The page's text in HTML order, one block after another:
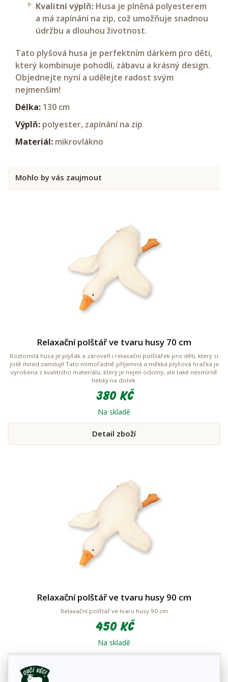
Kvalitní výplň: Husa je plněná polyesterem
a má zapínání na zip, což umožňuje snadnou
údržbu a dlouhou životnost.
Tato plyšová husa je perfektním dárkem pro děti,
který kombinuje pohodlí, zábavu a krásný design.
Objednejte nyní a udělejte radost svým
nejmenším!
Délka: 130 cm
Výplň: polyester, zapínání na zip
Materiál: mikrovlákno
Mohlo by vás zaujmout
Relaxační polštář ve tvaru husy 70 cm
Roztomilá husa je plyšák a zároveň i relaxační polštářek pro děti, který si
jistě ihned zamilují! Tato mimořádně příjemná a měkká plyšová hračka je
vyrobena z kvalitního materiálu, který je nejen odolný, ale také nesmírně
hebký na dotek.
380 Kč
Na skladě
Detail zboží
Relaxační polštář ve tvaru husy 90 cm
Relaxační polštář ve tvaru husy 90 cm
450 Kč
Na skladě